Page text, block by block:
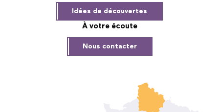
Idées de découvertes
À votre écoute
Nous contacter